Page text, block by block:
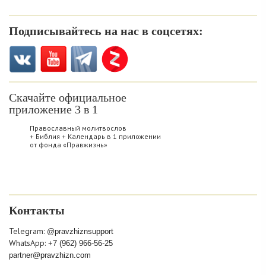
Подписывайтесь на нас в соцсетях:
Скачайте официальное
приложение 3 в 1
Православный молитвослов
+ Библия + Календарь в 1 приложении
от фонда «Правжизнь»
Контакты
Telegram: @pravzhiznsupport
WhatsApp: +7 (962) 966-56-25
partner@pravzhizn.com